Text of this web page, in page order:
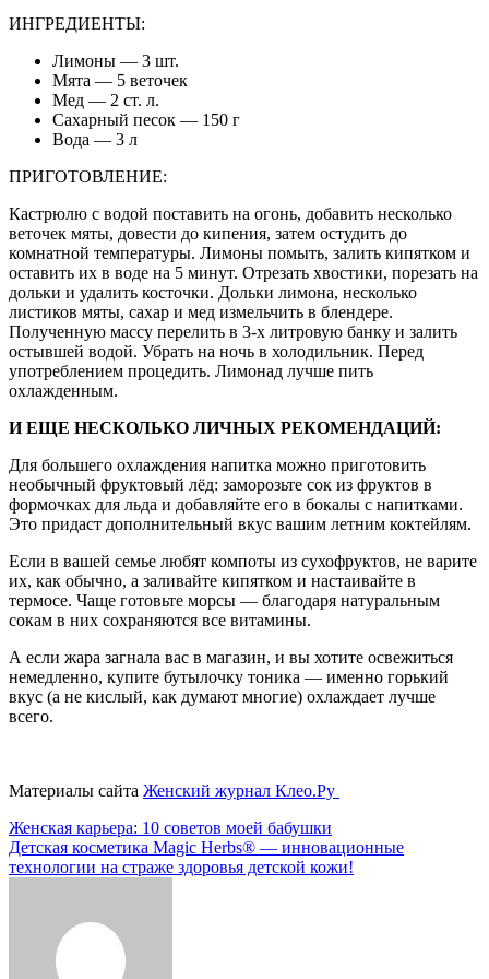
ИНГРЕДИЕНТЫ:
Лимоны — 3 шт.
Мята — 5 веточек
Мед — 2 ст. л.
Сахарный песок — 150 г
Вода — 3 л
ПРИГОТОВЛЕНИЕ:
Кастрюлю с водой поставить на огонь, добавить несколько
веточек мяты, довести до кипения, затем остудить до
комнатной температуры. Лимоны помыть, залить кипятком и
оставить их в воде на 5 минут. Отрезать хвостики, порезать на
дольки и удалить косточки. Дольки лимона, несколько
листиков мяты, сахар и мед измельчить в блендере.
Полученную массу перелить в 3-х литровую банку и залить
остывшей водой. Убрать на ночь в холодильник. Перед
употреблением процедить. Лимонад лучше пить
охлажденным.
И ЕЩЕ НЕСКОЛЬКО ЛИЧНЫХ РЕКОМЕНДАЦИЙ:
Для большего охлаждения напитка можно приготовить
необычный фруктовый лёд: заморозьте сок из фруктов в
формочках для льда и добавляйте его в бокалы с напитками.
Это придаст дополнительный вкус вашим летним коктейлям.
Если в вашей семье любят компоты из сухофруктов, не варите
их, как обычно, а заливайте кипятком и настаивайте в
термосе. Чаще готовьте морсы — благодаря натуральным
сокам в них сохраняются все витамины.
А если жара загнала вас в магазин, и вы хотите освежиться
немедленно, купите бутылочку тоника — именно горький
вкус (а не кислый, как думают многие) охлаждает лучше
всего.
Материалы сайта Женский журнал Клео.Ру
Навигация
по
Женская карьера: 10 советов моей бабушки
Детская косметика Magic Herbs® — инновационные
технологии на страже здоровья детской кожи!